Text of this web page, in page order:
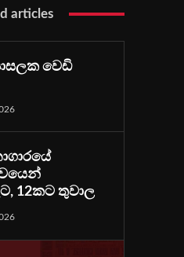
articles
වෙඩි
12කට තුවාල